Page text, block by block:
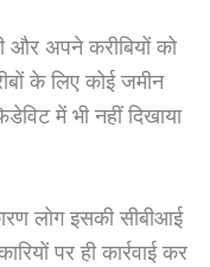
और अपने करीबियों को
के लिए कोई जमीन
में भी नहीं दिखाया
लोग इसकी सीबीआई
पर ही कार्रवाई कर